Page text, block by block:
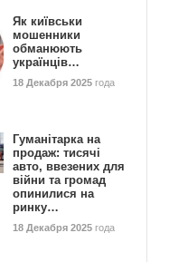
Як київськи
мошенники
обманюють
українців…
18 Декабря 2025 года
Гуманітарка на
продаж: тисячі
авто, ввезених для
війни та громад
опинилися на
ринку…
18 Декабря 2025 года